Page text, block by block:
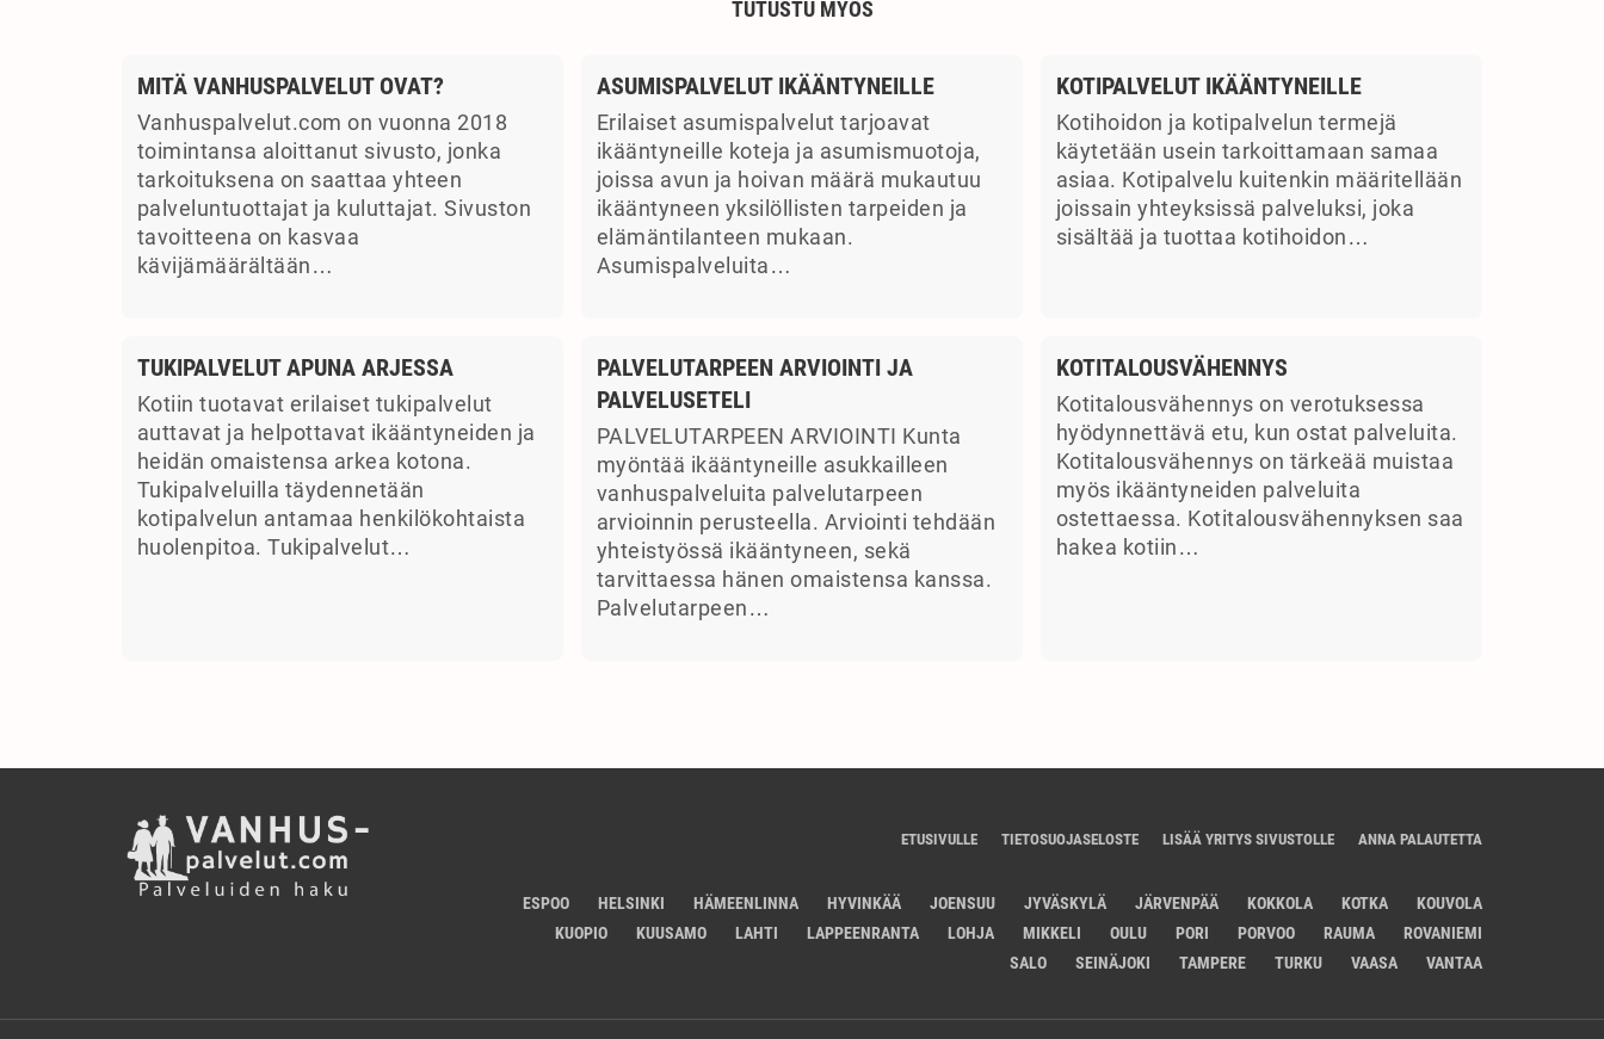
TUTUSTU MYÖS
MITÄ VANHUSPALVELUT OVAT?
Vanhuspalvelut.com on vuonna 2018
toimintansa aloittanut sivusto, jonka
tarkoituksena on saattaa yhteen
palveluntuottajat ja kuluttajat. Sivuston
tavoitteena on kasvaa
kävijämäärältään…
ASUMISPALVELUT IKÄÄNTYNEILLE
Erilaiset asumispalvelut tarjoavat
ikääntyneille koteja ja asumismuotoja,
joissa avun ja hoivan määrä mukautuu
ikääntyneen yksilöllisten tarpeiden ja
elämäntilanteen mukaan.
Asumispalveluita…
KOTIPALVELUT IKÄÄNTYNEILLE
Kotihoidon ja kotipalvelun termejä
käytetään usein tarkoittamaan samaa
asiaa. Kotipalvelu kuitenkin määritellään
joissain yhteyksissä palveluksi, joka
sisältää ja tuottaa kotihoidon…
TUKIPALVELUT APUNA ARJESSA
Kotiin tuotavat erilaiset tukipalvelut
auttavat ja helpottavat ikääntyneiden ja
heidän omaistensa arkea kotona.
Tukipalveluilla täydennetään
kotipalvelun antamaa henkilökohtaista
huolenpitoa. Tukipalvelut…
PALVELUTARPEEN ARVIOINTI JA
PALVELUSETELI
PALVELUTARPEEN ARVIOINTI Kunta
myöntää ikääntyneille asukkailleen
vanhuspalveluita palvelutarpeen
arvioinnin perusteella. Arviointi tehdään
yhteistyössä ikääntyneen, sekä
tarvittaessa hänen omaistensa kanssa.
Palvelutarpeen…
KOTITALOUSVÄHENNYS
Kotitalousvähennys on verotuksessa
hyödynnettävä etu, kun ostat palveluita.
Kotitalousvähennys on tärkeää muistaa
myös ikääntyneiden palveluita
ostettaessa. Kotitalousvähennyksen saa
hakea kotiin…
ETUSIVULLE TIETOSUOJASELOSTE LISÄÄ YRITYS SIVUSTOLLE ANNA PALAUTETTA
ESPOO HELSINKI HÄMEENLINNA HYVINKÄÄ JOENSUU JYVÄSKYLÄ JÄRVENPÄÄ KOKKOLA KOTKA
KOUVOLA
KUOPIO
KUUSAMO LAHTI LAPPEENRANTA LOHJA MIKKELI OULU PORI PORVOO RAUMA
ROVANIEMI
SALO
SEINÄJOKI TAMPERE TURKU VAASA VANTAA